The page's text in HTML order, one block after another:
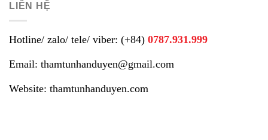
LIÊN HỆ
Hotline/ zalo/ tele/ viber: (+84) 0787.931.999
Email: thamtunhanduyen@gmail.com
Website: thamtunhanduyen.com